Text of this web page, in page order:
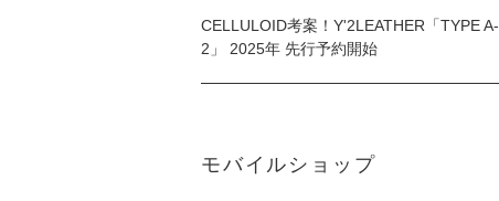
CELLULOID考案！Y'2LEATHER「TYPE A-
2」 2025年 先行予約開始
モバイルショップ